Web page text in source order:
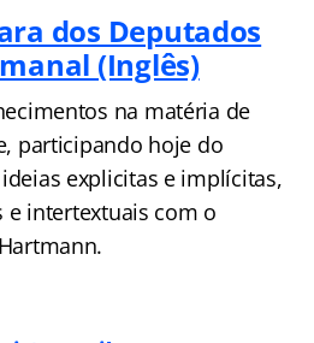
dos Deputados
(Inglês)
na matéria de
participando hoje do
explicitas e implícitas,
e intertextuais com o